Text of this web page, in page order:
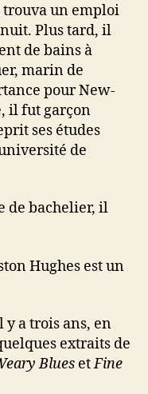
trouva un emploi
Plus tard, il
de bains à
marin de
pour New-
il fut garçon
ses études
de
de bachelier, il
Hughes est un
y a trois ans, en
extraits de
Blues etFine